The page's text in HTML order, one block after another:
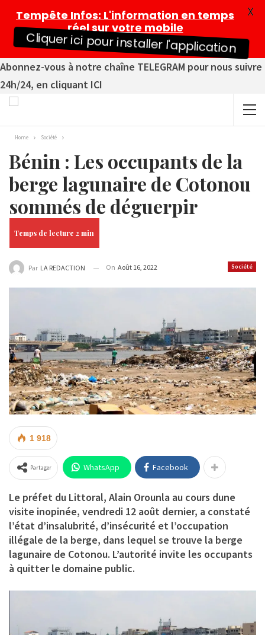
Abonnez-vous à notre chaîne TELEGRAM pour nous suivre
24h/24, en cliquant ICI
Home Société
Bénin : Les occupants de la
berge lagunaire de Cotonou
sommés de déguerpir
Société
Par LA REDACTION On Août 16, 2022
1 918
Partager WhatsApp Facebook
Le préfet du Littoral, Alain Orounla au cours dune
visite inopinée, vendredi 12 août dernier, a constaté
l’état d’insalubrité, d’insécurité et l’occupation
illégale de la berge, dans lequel se trouve la berge
lagunaire de Cotonou. L’autorité invite les occupants
à quitter le domaine public.
Tempête Infos: L'information en temps
réel sur votre mobile
Cliquer ici pour installer l'application
X